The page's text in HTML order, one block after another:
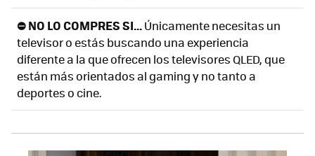
⛔ NO LO COMPRES SI...Únicamente necesitas un
televisor o estás buscando una experiencia
diferente a la que ofrecen los televisores QLED, que
están más orientados al gaming y no tanto a
deportes o cine.